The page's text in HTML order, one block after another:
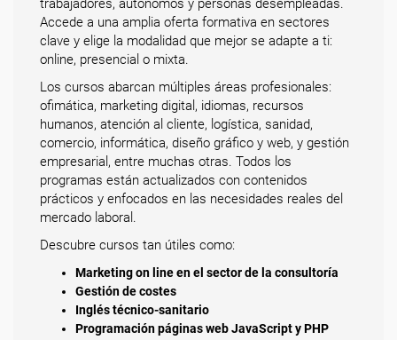
trabajadores, autónomos y personas desempleadas.
Accede a una amplia oferta formativa en sectores
clave y elige la modalidad que mejor se adapte a ti:
online, presencial o mixta.
Los cursos abarcan múltiples áreas profesionales:
ofimática, marketing digital, idiomas, recursos
humanos, atención al cliente, logística, sanidad,
comercio, informática, diseño gráfico y web, y gestión
empresarial, entre muchas otras. Todos los
programas están actualizados con contenidos
prácticos y enfocados en las necesidades reales del
mercado laboral.
Descubre cursos tan útiles como:
Marketing on line en el sector de la consultoría
Gestión de costes
Inglés técnico-sanitario
Programación páginas web JavaScript y PHP